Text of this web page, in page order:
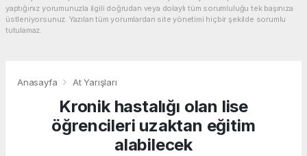
yaptığınız yorumunuzla ilgili doğrudan veya dolaylı tüm sorumluluğu tek başınıza
üstleniyorsunuz. Yazılan tüm yorumlardan site yönetimi hiçbir şekilde sorumlu
tutulamaz.
Anasayfa At Yarışları
Kronik hastalığı olan lise
öğrencileri uzaktan eğitim
alabilecek